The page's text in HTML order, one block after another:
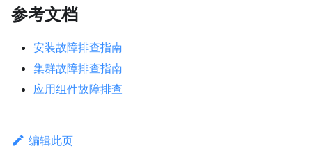
参考文档
安装故障排查指南
集群故障排查指南
应用组件故障排查
编辑此页